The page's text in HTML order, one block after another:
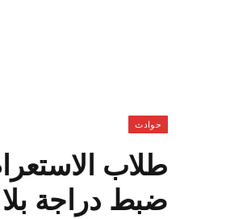
حوادث
طلاب
ضبط دراجة